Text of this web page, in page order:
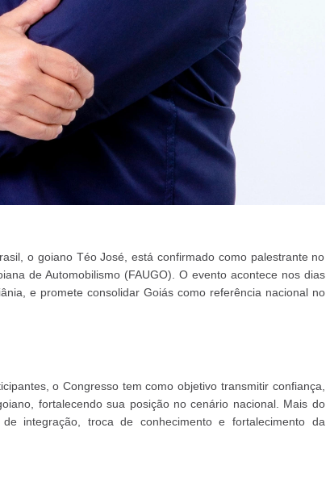
o goiano Téo José, está confirmado como palestrante no
de Automobilismo (FAUGO). O evento acontece nos dias
e promete consolidar Goiás como referência nacional no
o Congresso tem como objetivo transmitir confiança,
fortalecendo sua posição no cenário nacional. Mais do
integração, troca de conhecimento e fortalecimento da